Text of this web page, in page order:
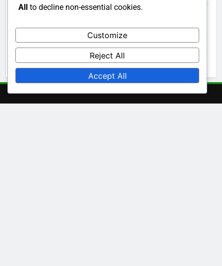
November 2025
October 2025
All to decline non-essential cookies.
Customize
Reject All
Accept All